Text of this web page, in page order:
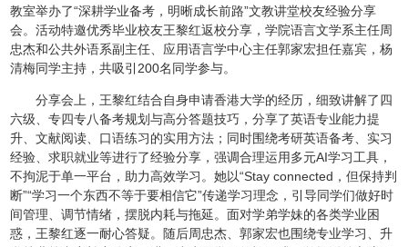
教室举办了“深耕学业备考，明晰成长前路”文教讲堂校友经验分享
会。活动特邀优秀毕业校友王黎红返校分享，学院语言文学系主任周
忠杰和公共外语系副主任、应用语言学中心主任郭家宏担任嘉宾，杨
清梅同学主持，共吸引200名同学参与。
分享会上，王黎红结合自身申请香港大学的经历，细致讲解了四
六级、专四专八备考规划与高分答题技巧，分享了英语专业能力提
升、文献阅读、口语练习的实用方法；同时围绕考研英语备考、实习
经验、求职就业等进行了经验分享，强调合理运用多元AI学习工具，
不拘泥于单一平台，助力高效学习。她以“Stay connected，但保持判
断”“学习一个东西不等于要相信它”传递学习理念，引导同学们做好时
间管理、调节情绪，摆脱内耗与拖延。面对学弟学妹的各类学业困
惑，王黎红逐一耐心答疑。随后周忠杰、郭家宏也围绕专业学习、升